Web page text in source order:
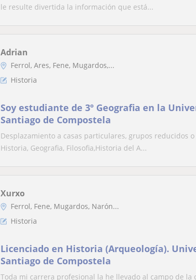
le resulte divertida la información que está...
Adrian
Ferrol, Ares, Fene, Mugardos,...
Historia
Soy estudiante de 3º Geografia en la
Santiago de Compostela
Desplazamiento a casas particulares, grupos reducidos
Historia, Geografia, Filosofia,Historia del A...
Xurxo
Ferrol, Fene, Mugardos, Narón...
Historia
Licenciado en Historia (Arqueología).
Santiago de Compostela
Toda mi carrera profesional la he llevado al campo de la